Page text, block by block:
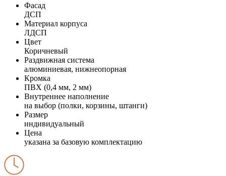
Фасад
ДСП
Материал корпуса
ЛДСП
Цвет
Коричневый
Раздвижная система
алюминиевая, нижнеопорная
Кромка
ПВХ (0,4 мм, 2 мм)
Внутреннее наполнение
на выбор (полки, корзины, штанги)
Размер
индивидуальный
Цена
указана за базовую комплектацию